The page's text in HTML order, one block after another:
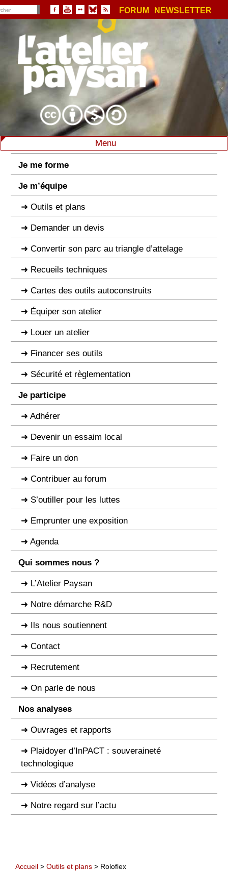
FORUM NEWSLETTER
Menu
Je me forme
Je m’équipe
Outils et plans
Demander un devis
Convertir son parc au triangle d’attelage
Recueils techniques
Cartes des outils autoconstruits
Équiper son atelier
Louer un atelier
Financer ses outils
Sécurité et règlementation
Je participe
Adhérer
Devenir un essaim local
Faire un don
Contribuer au forum
S’outiller pour les luttes
Emprunter une exposition
Agenda
Qui sommes nous ?
L’Atelier Paysan
Notre démarche R&D
Ils nous soutiennent
Contact
Recrutement
On parle de nous
Nos analyses
Ouvrages et rapports
Plaidoyer d’InPACT : souveraineté
technologique
Vidéos d’analyse
Notre regard sur l’actu
Accueil > Outils et plans > Roloflex